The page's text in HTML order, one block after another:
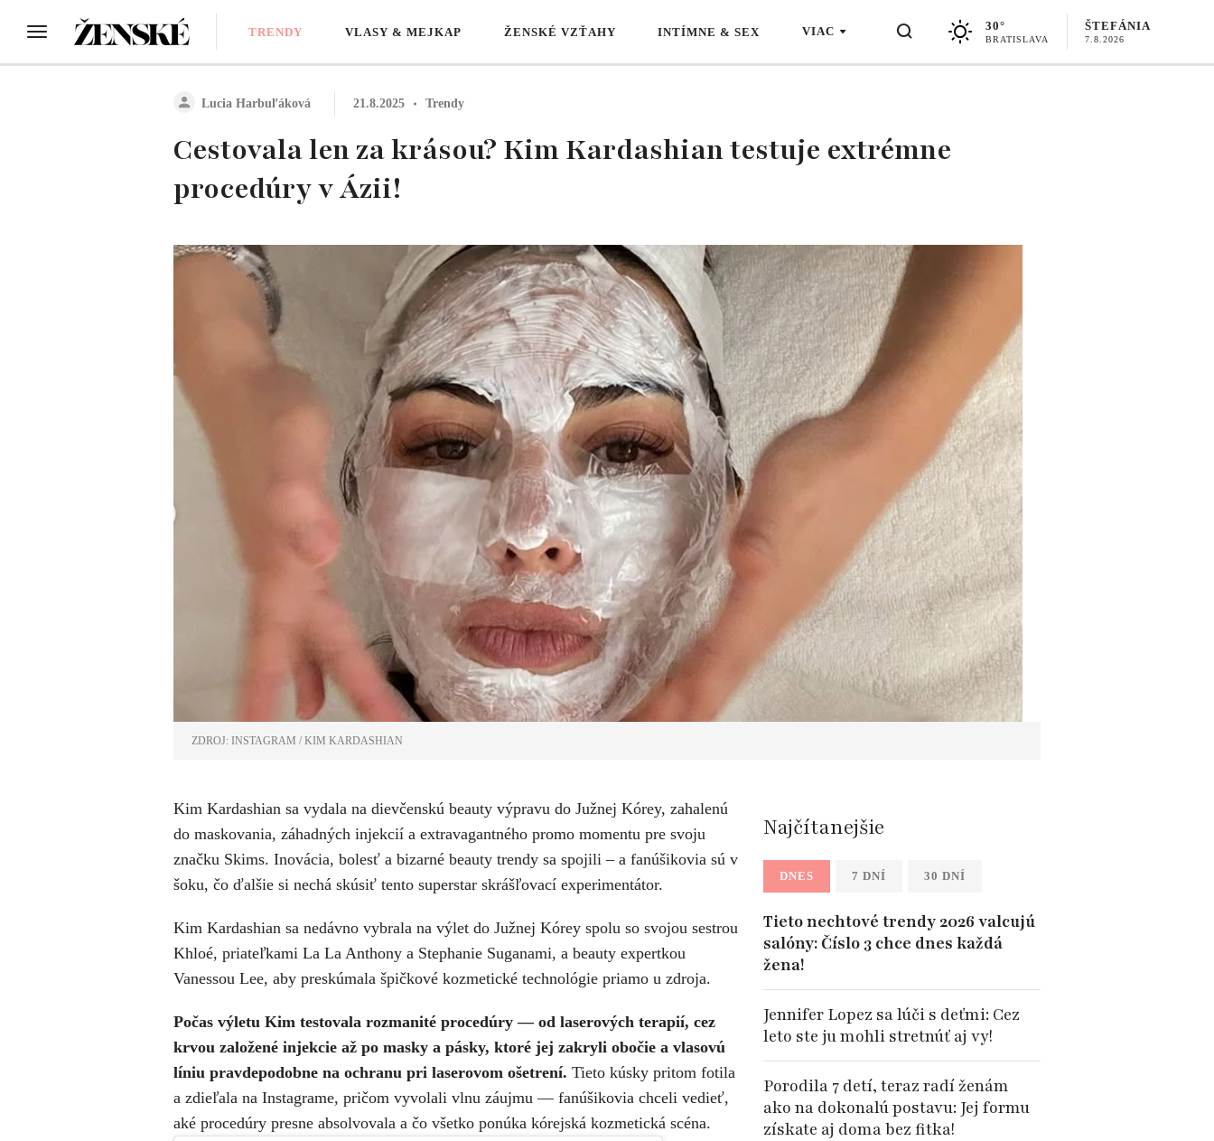
TRENDY VLASY & MEJKAP ŽENSKÉ VZŤAHY INTÍMNE & SEX VIAC 30°
BRATISLAVA
ŠTEFÁNIA
7.8.2026
Lucia Harbuľáková 21.8.2025 Trendy
Cestovala len za krásou? Kim Kardashian testuje extrémne
procedúry v Ázii!
ZDROJ: INSTAGRAM / KIM KARDASHIAN
Kim Kardashian sa vydala na dievčenskú beauty výpravu do Južnej Kórey, zahalenú
do maskovania, záhadných injekcií a extravagantného promo momentu pre svoju
značku Skims. Inovácia, bolesť a bizarné beauty trendy sa spojili – a fanúšikovia sú v
šoku, čo ďalšie si nechá skúsiť tento superstar skrášľovací experimentátor.
Kim Kardashian sa nedávno vybrala na výlet do Južnej Kórey spolu so svojou sestrou
Khloé, priateľkami La La Anthony a Stephanie Suganami, a beauty expertkou
Vanessou Lee, aby preskúmala špičkové kozmetické technológie priamo u zdroja.
Počas výletu Kim testovala rozmanité procedúry — od laserových terapií, cez
krvou založené injekcie až po masky a pásky, ktoré jej zakryli obočie a vlasovú
líniu pravdepodobne na ochranu pri laserovom ošetrení. Tieto kúsky pritom fotila
a zdieľala na Instagrame, pričom vyvolali vlnu záujmu — fanúšikovia chceli vedieť,
aké procedúry presne absolvovala a čo všetko ponúka kórejská kozmetická scéna.
Najčítanejšie
DNES 7 DNÍ 30 DNÍ
Tieto nechtové trendy 2026 valcujú
salóny: Číslo 3 chce dnes každá
žena!
Jennifer Lopez sa lúči s deťmi: Cez
leto ste ju mohli stretnúť aj vy!
Porodila 7 detí, teraz radí ženám
ako na dokonalú postavu: Jej formu
získate aj doma bez fitka!